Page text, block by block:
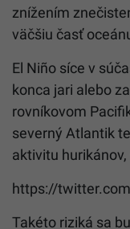
znížením
väčšiu časť
El Niño síce v
konca jari alebo
rovníkovom
severný Atlantik
aktivitu
https://
Takéto riziká sa